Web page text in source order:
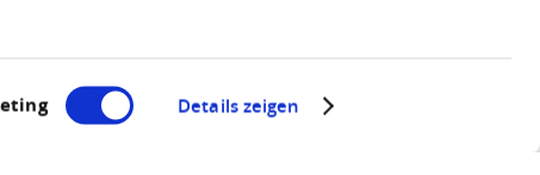
Details zeigen